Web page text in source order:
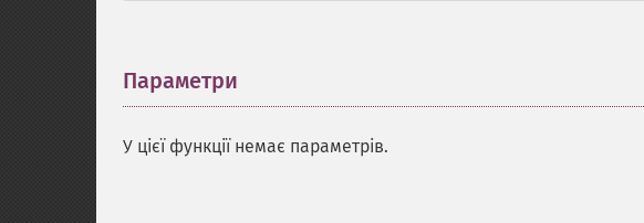
Параметри
У цієї функції немає параметрів.